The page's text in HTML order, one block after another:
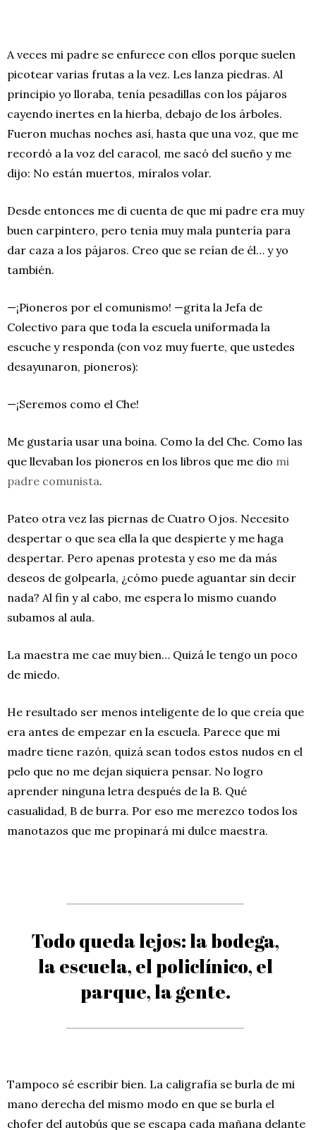
A veces mi padre se enfurece con ellos porque suelen
picotear varias frutas a la vez. Les lanza piedras. Al
principio yo lloraba, tenía pesadillas con los pájaros
cayendo inertes en la hierba, debajo de los árboles.
Fueron muchas noches así, hasta que una voz, que me
recordó a la voz del caracol, me sacó del sueño y me
dijo: No están muertos, míralos volar.
Desde entonces me di cuenta de que mi padre era muy
buen carpintero, pero tenía muy mala puntería para
dar caza a los pájaros. Creo que se reían de él… y yo
también.
—¡Pioneros por el comunismo! —grita la Jefa de
Colectivo para que toda la escuela uniformada la
escuche y responda (con voz muy fuerte, que ustedes
desayunaron, pioneros):
—¡Seremos como el Che!
Me gustaría usar una boina. Como la del Che. Como las
que llevaban los pioneros en los libros que me dio mi
padre comunista.
Pateo otra vez las piernas de Cuatro Ojos. Necesito
despertar o que sea ella la que despierte y me haga
despertar. Pero apenas protesta y eso me da más
deseos de golpearla, ¿cómo puede aguantar sin decir
nada? Al fin y al cabo, me espera lo mismo cuando
subamos al aula.
La maestra me cae muy bien… Quizá le tengo un poco
de miedo.
He resultado ser menos inteligente de lo que creía que
era antes de empezar en la escuela. Parece que mi
madre tiene razón, quizá sean todos estos nudos en el
pelo que no me dejan siquiera pensar. No logro
aprender ninguna letra después de la B. Qué
casualidad, B de burra. Por eso me merezco todos los
manotazos que me propinará mi dulce maestra.
Todo queda lejos: la bodega,
la escuela, el policlínico, el
parque, la gente.
Tampoco sé escribir bien. La caligrafía se burla de mi
mano derecha del mismo modo en que se burla el
chofer del autobús que se escapa cada mañana delante